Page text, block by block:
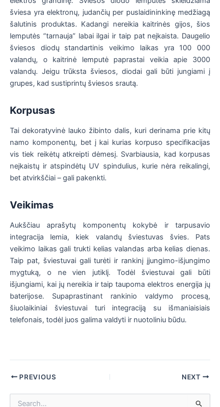
šviesa yra elektronų, judančių per puslaidininkinę medžiagą
šalutinis produktas. Kadangi nereikia kaitrinės gijos, šios
lemputės “tarnauja” labai ilgai ir taip pat neįkaista. Daugelio
šviesos diodų standartinis veikimo laikas yra 100 000
valandų, o kaitrinė lemputė paprastai veikia apie 3000
valandų. Jeigu trūksta šviesos, diodai gali būti jungiami į
grupes, kad sustiprintų šviesos srautą.
Korpusas
Tai dekoratyvinė lauko žibinto dalis, kuri derinama prie kitų
namo komponentų, bet į kai kurias korpuso specifikacijas
vis tiek reikėtų atkreipti dėmesį. Svarbiausia, kad korpusas
neįkaistų ir atspindėtų UV spindulius, kurie nėra reikalingi,
bet atvirkščiai – gali pakenkti.
Veikimas
Aukščiau aprašytų komponentų kokybė ir tarpusavio
integracija lemia, kiek valandų šviestuvas švies. Pats
veikimo laikas gali trukti kelias valandas arba kelias dienas.
Taip pat, šviestuvai gali turėti ir rankinį įjungimo-išjungimo
mygtuką, o ne vien jutiklį. Todėl šviestuvai gali būti
išjungiami, kai jų nereikia ir taip taupoma elektros energija jų
baterijose. Supaprastinant rankinio valdymo procesą,
šiuolaikiniai šviestuvai turi integraciją su išmaniaisiais
telefonais, todėl juos galima valdyti ir nuotoliniu būdu.
PostPREVIOUS NEXT